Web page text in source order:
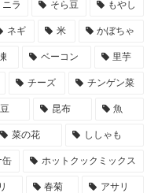
ニラ そら豆 もやし
ネギ 米 かぼちゃ
ベーコン 里芋
チーズ チンゲン菜
昆布 魚
菜の花 ししゃも
缶 ホットクックミックス
春菊 アサリ